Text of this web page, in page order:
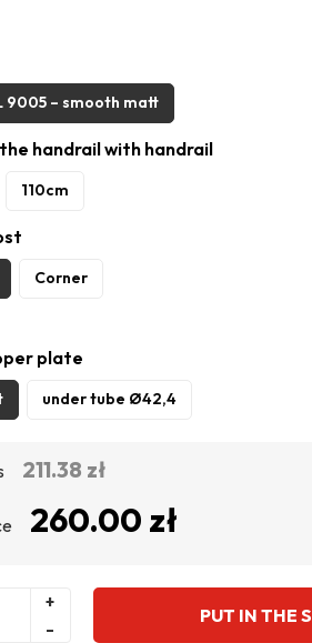
9005 – smooth matt
handrail with handrail
110cm
Corner
plate
under tube Ø42,4
211.38 zł
260.00 zł
+
-
PUT IN THE